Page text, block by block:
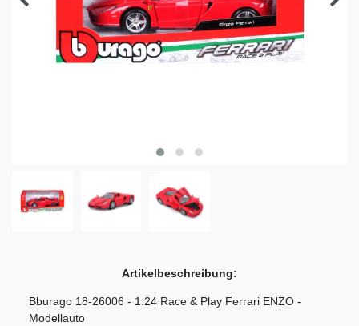
Artikelbeschreibung:
Bburago 18-26006 - 1:24 Race & Play Ferrari ENZO -
Modellauto